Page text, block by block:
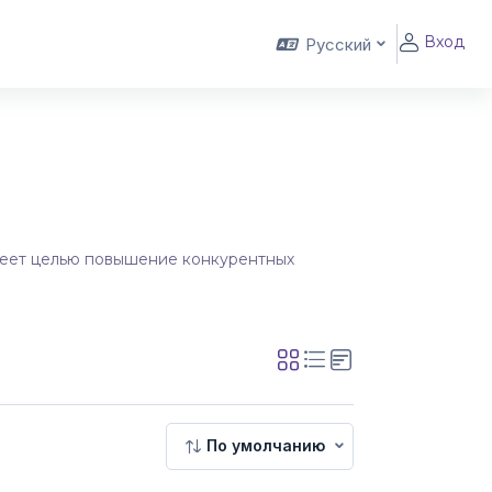
Русский Вход
целью повышение конкурентных
По умолчанию